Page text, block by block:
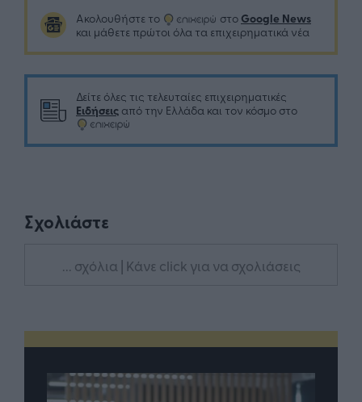
Ακολουθήστε το στο Google News
και μάθετε πρώτοι όλα τα επιχειρηματικά νέα
Δείτε όλες τις τελευταίες επιχειρηματικές
Ειδήσεις από την Ελλάδα και τον κόσμο στο
Σχολιάστε
... σχόλια | Κάνε click για να σχολιάσεις